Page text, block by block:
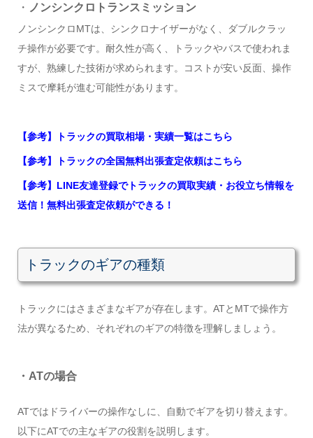
・ ノンシンクロトランスミッション
ノンシンクロMTは、シンクロナイザーがなく、ダブルクラッ
チ操作が必要です。耐久性が高く、トラックやバスで使われま
すが、熟練した技術が求められます。コストが安い反面、操作
ミスで摩耗が進む可能性があります。
【参考】トラックの買取相場・実績一覧はこちら
【参考】トラックの全国無料出張査定依頼はこちら
【参考】LINE友達登録でトラックの買取実績・お役立ち情報を
送信！無料出張査定依頼ができる！
トラックのギアの種類
トラックにはさまざまなギアが存在します。ATとMTで操作方
法が異なるため、それぞれのギアの特徴を理解しましょう。
・ATの場合
ATではドライバーの操作なしに、自動でギアを切り替えます。
以下にATでの主なギアの役割を説明します。